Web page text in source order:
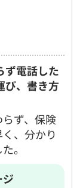
ず電話した
び、書き方
ず、保険
、分かり
。